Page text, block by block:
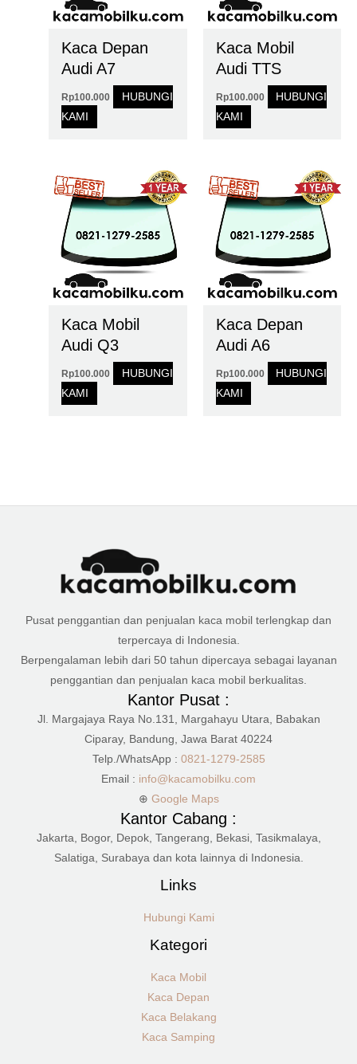
Kaca Depan
Audi A7
Rp100.000
HUBUNGI
KAMI
Kaca Mobil
Audi TTS
Rp100.000
HUBUNGI
KAMI
Kaca Mobil
Audi Q3
Rp100.000
HUBUNGI
KAMI
Kaca Depan
Audi A6
Rp100.000
HUBUNGI
KAMI
Pusat penggantian dan penjualan kaca mobil terlengkap dan
terpercaya di Indonesia.
Berpengalaman lebih dari 50 tahun dipercaya sebagai layanan
penggantian dan penjualan kaca mobil berkualitas.
Kantor Pusat :
Jl. Margajaya Raya No.131, Margahayu Utara, Babakan
Ciparay, Bandung, Jawa Barat 40224
Telp./WhatsApp : 0821-1279-2585
Email : info@kacamobilku.com
⊕ Google Maps
Kantor Cabang :
Jakarta, Bogor, Depok, Tangerang, Bekasi, Tasikmalaya,
Salatiga, Surabaya dan kota lainnya di Indonesia.
Links
Hubungi Kami
Kategori
Kaca Mobil
Kaca Depan
Kaca Belakang
Kaca Samping